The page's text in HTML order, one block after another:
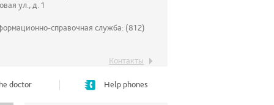
ул., д. 1
справочная служба: (812)
Контакты
doctor Help phones